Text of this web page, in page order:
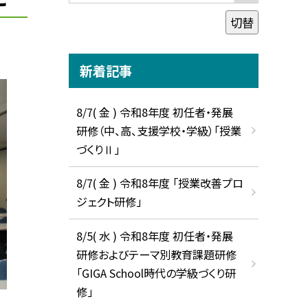
切替
新着記事
8/7( 金 ) 令和8年度 初任者・発展
研修（中、高、支援学校・学級）「授業
づくりⅡ」
8/7( 金 ) 令和8年度 「授業改善プロ
ジェクト研修」
8/5( 水 ) 令和8年度 初任者・発展
研修およびテーマ別教育課題研修
「GIGA School時代の学級づくり研
修」